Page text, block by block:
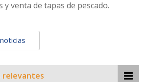
venta de tapas de pescado.
relevantes